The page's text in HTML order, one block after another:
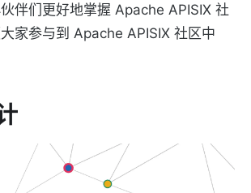
伴们更好地掌握 Apache APISIX 社
家参与到 Apache APISIX 社区中